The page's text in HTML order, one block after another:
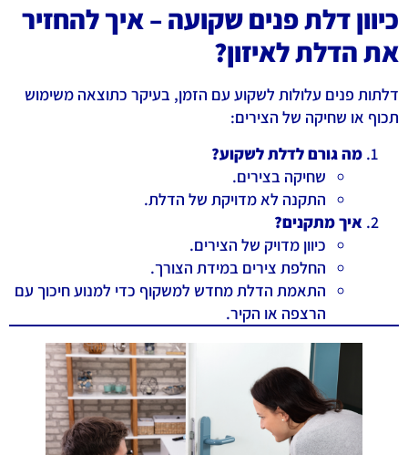
כיוון דלת פנים שקועה – איך להחזיר
את הדלת לאיזון?
דלתות פנים עלולות לשקוע עם הזמן, בעיקר כתוצאה משימוש
תכוף או שחיקה של הצירים:
מה גורם לדלת לשקוע?
שחיקה בצירים.
התקנה לא מדויקת של הדלת.
איך מתקנים?
כיוון מדויק של הצירים.
החלפת צירים במידת הצורך.
התאמת הדלת מחדש למשקוף כדי למנוע חיכוך עם
הרצפה או הקיר.